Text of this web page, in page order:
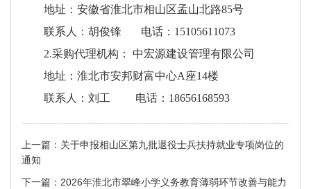
地址：安徽省淮北市相山区孟山北路85号
联系人：胡俊锋 电话：15105611073
2.采购代理机构： 中宏源建设管理有限公司
地址：淮北市安邦财富中心A座14楼
联系人：刘工 电话：18656168593
上一篇： 关于申报相山区第九批退役士兵扶持就业专项岗位的
通知
下一篇： 2026年淮北市翠峰小学义务教育薄弱环节改善与能力